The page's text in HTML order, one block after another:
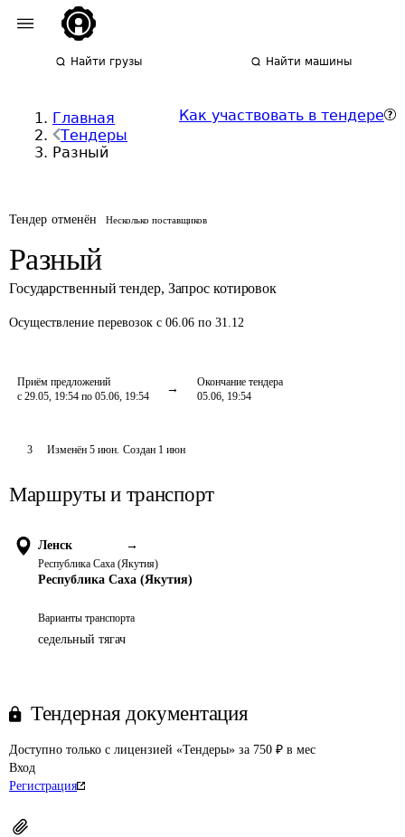
Найти грузы Найти машины
Главная
Тендеры
Разный
Как участвовать в тендере
Тендер отменён Несколько поставщиков
Разный
Государственный тендер, Запрос котировок
Осуществление перевозок с 06.06 по 31.12
Приём предложений
с 29.05, 19:54 по 05.06, 19:54
Окончание тендера
05.06, 19:54
3 Изменён 5 июн. Создан 1 июн
Маршруты и транспорт
Ленск →
Республика Саха (Якутия)
Республика Саха (Якутия)
Варианты транспорта
седельный тягач
Тендерная документация
Доступно только с лицензией «Тендеры» за 750 ₽ в мес
Вход
Регистрация